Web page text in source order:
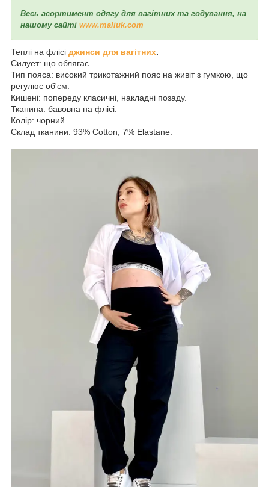
Весь асортимент одягу для вагітних та годування, на
нашому сайті www.maliuk.com
Теплі на флісі джинси для вагітних.
Силует: що облягає.
Тип пояса: високий трикотажний пояс на живіт з гумкою, що
регулює об'єм.
Кишені: попереду класичні, накладні позаду.
Тканина: бавовна на флісі.
Колір: чорний.
Склад тканини: 93% Cotton, 7% Elastane.